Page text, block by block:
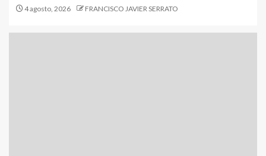
4 agosto, 2026 FRANCISCO JAVIER SERRATO